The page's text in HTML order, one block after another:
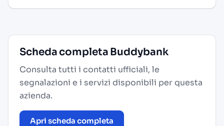
Scheda completa Buddybank
Consulta tutti i contatti ufficiali, le
segnalazioni e i servizi disponibili per questa
azienda.
Apri scheda completa